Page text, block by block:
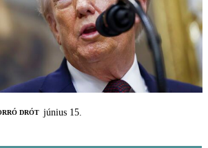
DRÓT június 15.